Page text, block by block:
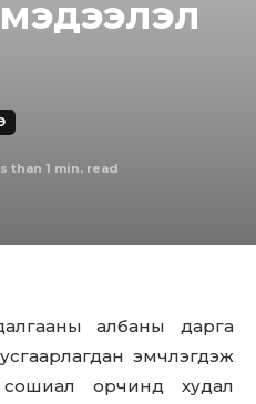
than 1 min. read
албаны дарга
эмчлэгдэж
орчинд худал